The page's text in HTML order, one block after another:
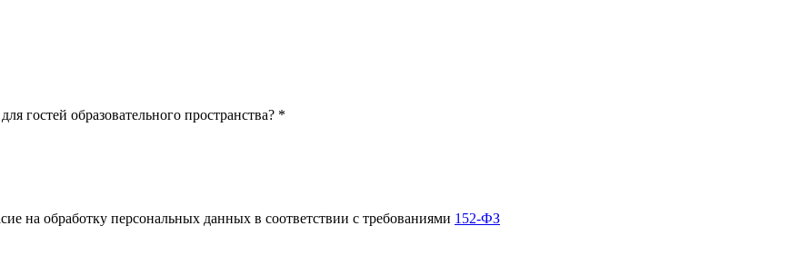
гостей образовательного пространства? *
на обработку персональных данных в соответствии с требованиями 152-ФЗ